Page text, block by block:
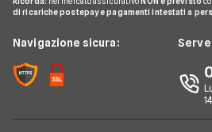
Noleggio Lungo Termine
News
Chi siamo
Perché scegliere Facile.it
Tiscali
Wind Tre
Aruba
Eolo
Argomenti in evidenza internet casa
Notizie internet casa
Domande frequenti internet casa
di ricariche postepay e pagamenti intestati a
Navigazione sicura: Serve